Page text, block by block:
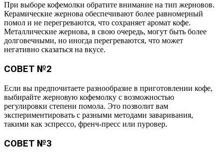
При выборе кофемолки обратите внимание на тип жерновов.
Керамические жернова обеспечивают более равномерный
помол и не перегреваются, что сохраняет аромат кофе.
Металлические жернова, в свою очередь, могут быть более
долговечными, но иногда перегреваются, что может
негативно сказаться на вкусе.
СОВЕТ №2
Если вы предпочитаете разнообразие в приготовлении кофе,
выбирайте жерновую кофемолку с возможностью
регулировки степени помола. Это позволит вам
экспериментировать с разными методами заваривания,
такими как эспрессо, френч-пресс или пуровер.
СОВЕТ №3